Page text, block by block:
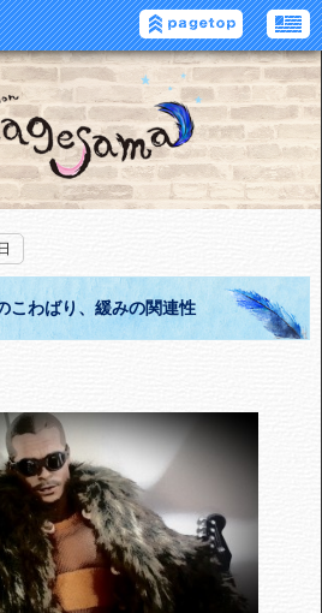
こわばり、緩みの関連性